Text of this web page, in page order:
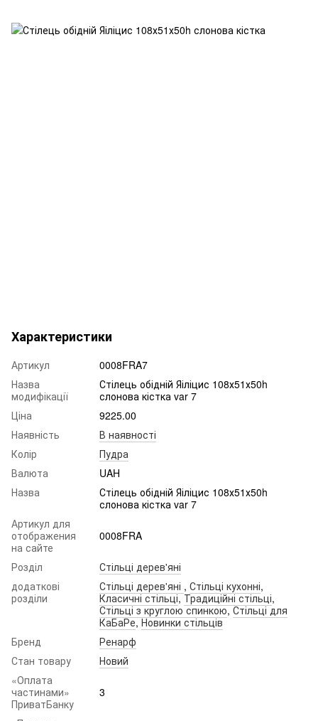
Характеристики
Артикул
0008FRA7
Назва
модифікації
Стілець обідній Яіліцис 108х51х50h
слонова кістка var 7
Ціна
9225.00
Наявність
В наявності
Колір
Пудра
Валюта
UAH
Назва
Стілець обідній Яіліцис 108х51х50h
слонова кістка var 7
Артикул для
отображения
на сайте
0008FRA
Розділ
Стільці дерев'яні
додаткові
розділи
Стільці дерев'яні , Стільці кухонні,
Класичні стільці,Традиційні стільці,
Стільці з круглою спинкою,Стільці для
КаБаРе,Новинки стільців
Бренд
Ренарф
Стан товару
Новий
«Оплата
частинами»
ПриватБанку
3